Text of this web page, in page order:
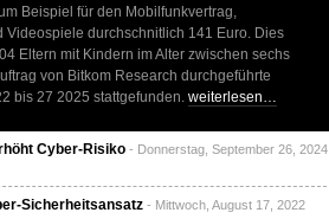
Beispiel für den Mobilfunkvertrag,
Videospiele durchschnitlich 141 Euro. Dies
Eltern mit Kindern im Alter zwischen sechs
von Bitkom Research durchgeführte
bis 27 2025 stattgefunden. weiterlesen…
Cyber-Risiko - Donnerstag, September 26, 2024
Sicherheitsansatz - Mittwoch, August 17, 2022